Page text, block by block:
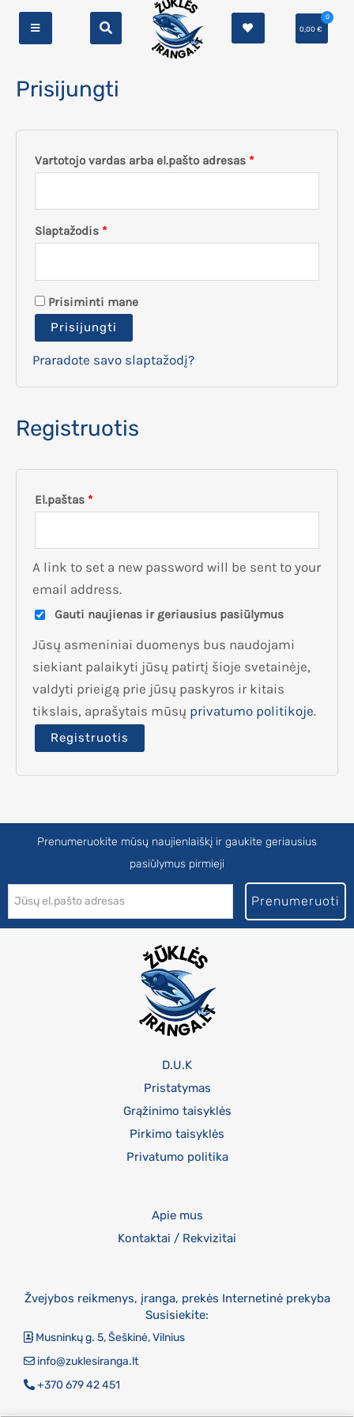
0,00€
0
Prisijungti
Vartotojo vardas arba el.pašto adresas *
Slaptažodis *
Prisiminti mane
Prisijungti
Praradote savo slaptažodį?
Registruotis
El.paštas *
A link to set a new password will be sent to your
email address.
Gauti naujienas ir geriausius pasiūlymus
Jūsų asmeniniai duomenys bus naudojami
siekiant palaikyti jūsų patirtį šioje svetainėje,
valdyti prieigą prie jūsų paskyros ir kitais
tikslais, aprašytais mūsų privatumo politikoje.
Registruotis
Prenumeruokite mūsų naujienlaiškį ir gaukite geriausius
pasiūlymus pirmieji
Prenumeruoti
D.U.K
Pristatymas
Grąžinimo taisyklės
Pirkimo taisyklės
Privatumo politika
Apie mus
Kontaktai / Rekvizitai
Žvejybos reikmenys, įranga, prekės Internetinė prekyba
Susisiekite:
Musninkų g. 5, Šeškinė, Vilnius
info@zuklesiranga.lt
+370 679 42 451